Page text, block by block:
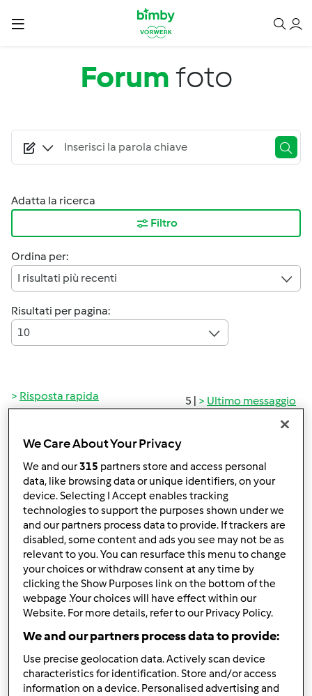
Salta al contenuto principale
Forumfoto
Adatta la ricerca
Filtro
Ordina per:
I risultati più recenti
Risultati per pagina:
10
5 | Ultimo messaggio
Risposta rapida
Mar, 01/04/2011 - 15:46
Ciao a tutti, ma perchè non riesco ad inserire la foto??????
Accedio registratiper poter commentare
We Care About Your Privacy
We and our315 partners store and access personal
data, like browsing data or unique identifiers, on your
device. Selecting I Accept enables tracking
technologies to support the purposes shown under we
and our partners process data to provide. If trackers are
disabled, some content and ads you see may not be as
relevant to you. You can resurface this menu to change
your choices or withdraw consent at any time by
clicking the Show Purposes link on the bottom of the
webpage .Your choices will have effect within our
Website. For more details, refer to our Privacy Policy.
We and our partners process data to provide:
Use precise geolocation data. Actively scan device
characteristics for identification. Store and/or access
information on a device. Personalised advertising and